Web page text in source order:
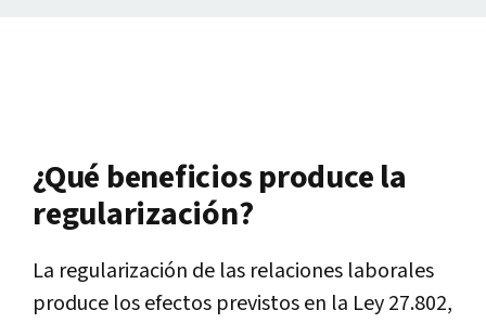
¿Qué beneficios produce la
regularización?
La regularización de las relaciones laborales
produce los efectos previstos en la Ley 27.802,